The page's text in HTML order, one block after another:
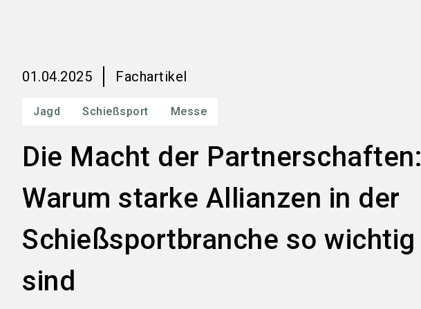
01.04.2025 Fachartikel
Jagd Schießsport Messe
Die Macht der Partnerschaften:
Warum starke Allianzen in der
Schießsportbranche so wichtig
sind